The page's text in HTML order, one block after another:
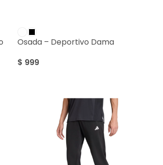
Osada – Deportivo Dama
$ 999